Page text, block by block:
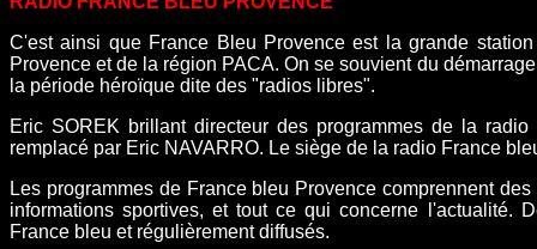
C'est ainsi que France Bleu Provence est la grande
Provence et de la région PACA. On se souvient du
la période héroïque dite des "radios libres".
Eric SOREK brillant directeur des programmes de la
remplacé par Eric NAVARRO. Le siège de la radio France
Les programmes de France bleu Provence comprennent
informations sportives, et tout ce qui concerne l'actualité.
France bleu et régulièrement diffusés.